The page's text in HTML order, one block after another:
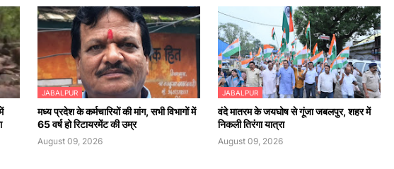
JABALPUR
मध्य प्रदेश के कर्मचारियों की मांग, सभी विभागों में
65 वर्ष हो रिटायरमेंट की उम्र
August 09, 2026
JABALPUR
​वंदे मातरम के जयघोष से गूंजा जबलपुर, शहर में
निकली तिरंगा यात्रा
August 09, 2026